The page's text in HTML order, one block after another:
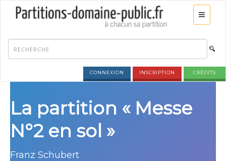
CONNEXION INSCRIPTION CRÉDITS
La partition « Messe
N°2 en sol »
Franz Schubert